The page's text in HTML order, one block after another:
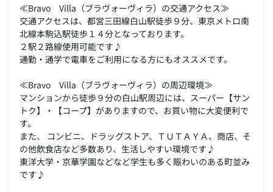
≪Bravo Villa（ブラヴォーヴィラ）の交通アクセス≫
交通アクセスは、都営三田線白山駅徒歩９分、東京メトロ南
北線本駒込駅徒歩１４分となっております。
２駅２路線使用可能です♪
通勤・通学で電車をご利用になる方にもオススメです。
≪Bravo Villa（ブラヴォーヴィラ）の周辺環境≫
マンションから徒歩９分の白山駅周辺には、スーパー【サン
トク】・【コープ】がありますので、お買い物に大変便利で
す。
また、 コンビニ、ドラッグストア、ＴＵＴＡＹＡ、商店、そ
の他飲食店など多数あり、生活しやすい環境です♪
東洋大学・京華学園などなど学生も多く賑わいのある町並み
です♪